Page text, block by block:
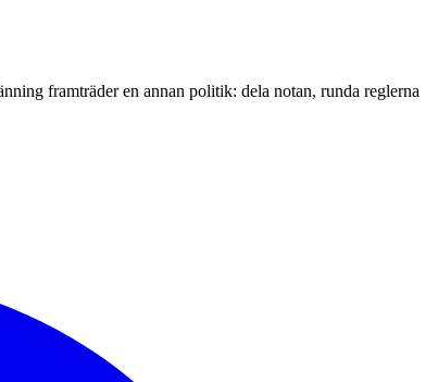
framträder en annan politik: dela notan, runda reglerna